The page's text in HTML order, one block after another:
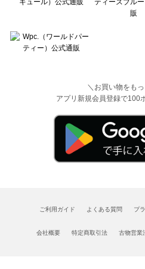
＼お買い物をも
アプリ新規会員登録で100
ご利用ガイド よくある質問 プ
会社概要 特定商取引法 古物営業